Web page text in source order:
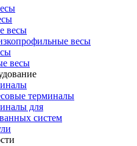
весы
весы
весы
терминалы
для
систем